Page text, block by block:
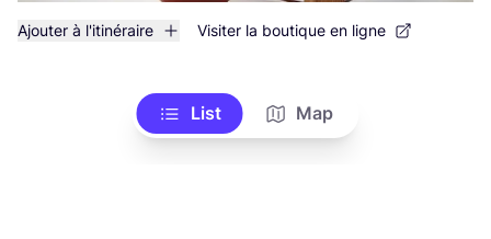
Ajouter à l'itinéraire Visiter la boutique en ligne
List Map